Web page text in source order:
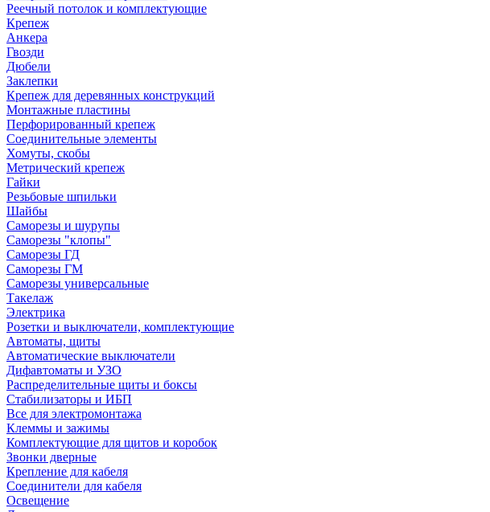
Реечный потолок и комплектующие
Крепеж
Анкера
Гвозди
Дюбели
Заклепки
Крепеж для деревянных конструкций
Монтажные пластины
Перфорированный крепеж
Соединительные элементы
Хомуты, скобы
Метрический крепеж
Гайки
Резьбовые шпильки
Шайбы
Саморезы и шурупы
Саморезы "клопы"
Саморезы ГД
Саморезы ГМ
Саморезы универсальные
Такелаж
Электрика
Розетки и выключатели, комплектующие
Автоматы, щиты
Автоматические выключатели
Дифавтоматы и УЗО
Распределительные щиты и боксы
Стабилизаторы и ИБП
Все для электромонтажа
Клеммы и зажимы
Комплектующие для щитов и коробок
Звонки дверные
Крепление для кабеля
Соединители для кабеля
Освещение